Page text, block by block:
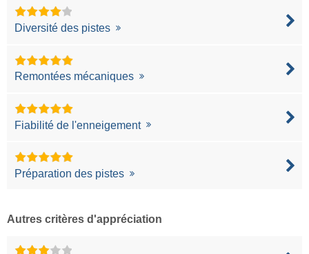
Diversité des pistes
Remontées mécaniques
Fiabilité de l'enneigement
Préparation des pistes
Autres critères d'appréciation